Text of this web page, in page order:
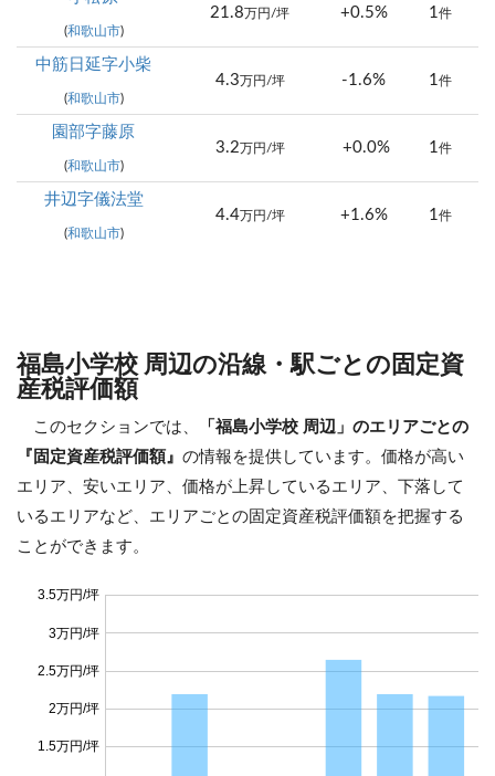
(和歌山市)
21.8 万円/坪 +0.5% 1件
中筋日延字小柴
(和歌山市)
4.3 万円/坪 -1.6% 1件
園部字藤原
(和歌山市)
3.2 万円/坪 +0.0% 1件
井辺字儀法堂
(和歌山市)
4.4万円/坪 +1.6% 1件
福島小学校 周辺の沿線・駅ごとの固定資
産税評価額
このセクションでは、
「福島小学校 周辺」のエリアごとの
『固定資産税評価額』 の情報を提供しています。価格が高い
エリア、安いエリア、価格が上昇しているエリア、下落して
いるエリアなど、エリアごとの固定資産税評価額を把握する
ことができます。
1.5万円/坪
2万円/坪
2.5万円/坪
3万円/坪
3.5万円/坪